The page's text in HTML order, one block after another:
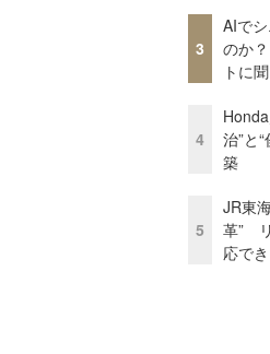
3
AIで
のか
トに聞
4
治”と
築
5
JR東
革”
応で